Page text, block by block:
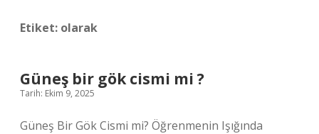
Etiket: olarak
Güneş bir gök cismi mi ?
Tarih: Ekim 9, 2025
Güneş Bir Gök Cismi mi? Öğrenmenin Işığında